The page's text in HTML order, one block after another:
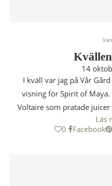
14
I kväll var jag på Vår
visning för Spirit of Maya.
Voltaire som pratade
Läs
0
Facebook